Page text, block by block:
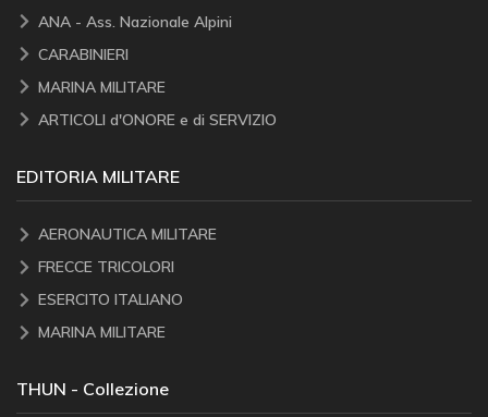
ANA - Ass. Nazionale Alpini
CARABINIERI
MARINA MILITARE
ARTICOLI d'ONORE e di SERVIZIO
EDITORIA MILITARE
AERONAUTICA MILITARE
FRECCE TRICOLORI
ESERCITO ITALIANO
MARINA MILITARE
THUN - Collezione